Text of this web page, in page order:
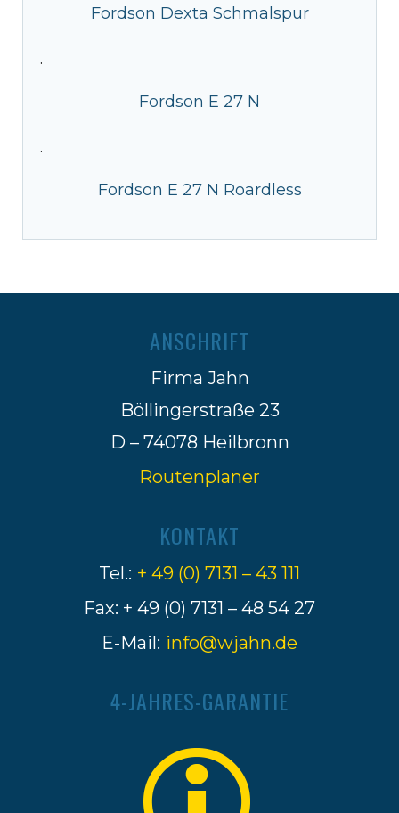
Fordson Dexta Schmalspur
·
Fordson E 27 N
·
Fordson E 27 N Roardless
ANSCHRIFT
Firma Jahn
Böllingerstraße 23
D – 74078 Heilbronn
Routenplaner
KONTAKT
Tel.: + 49 (0) 7131 – 43 111
Fax: + 49 (0) 7131 – 48 54 27
E-Mail: info@wjahn.de
4-JAHRES-GARANTIE